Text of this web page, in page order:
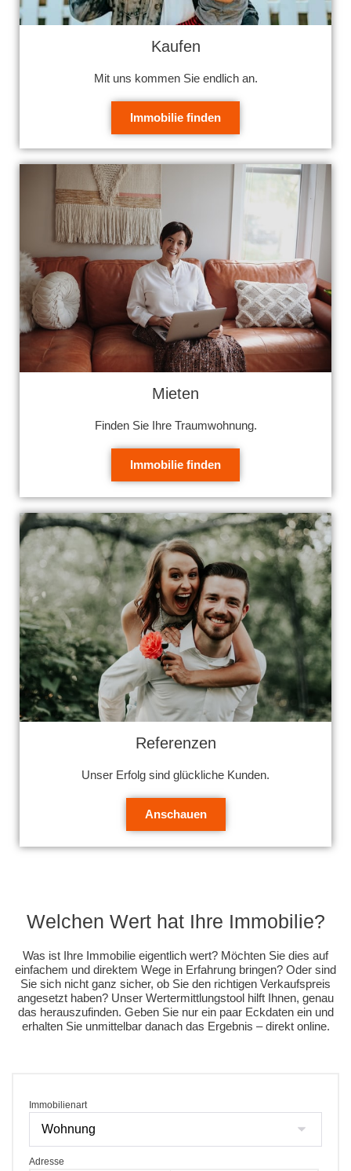
Kaufen
Mit uns kommen Sie endlich an.
Immobilie finden
Mieten
Finden Sie Ihre Traumwohnung.
Immobilie finden
Referenzen
Unser Erfolg sind glückliche Kunden.
Anschauen
Welchen Wert hat Ihre Immobilie?
Was ist Ihre Immobilie eigentlich wert? Möchten Sie dies auf
einfachem und direktem Wege in Erfahrung bringen? Oder sind
Sie sich nicht ganz sicher, ob Sie den richtigen Verkaufspreis
angesetzt haben? Unser Wertermittlungstool hilft Ihnen, genau
das herauszufinden. Geben Sie nur ein paar Eckdaten ein und
erhalten Sie unmittelbar danach das Ergebnis – direkt online.
Immobilienart
Adresse